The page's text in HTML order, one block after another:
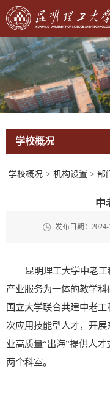
学校概况
学校概况 > 机构设置 > 部
中
发布日期：2024-
昆明理工大学中老
产业服务为一体的教学科
国立大学联合共建中老
次应用技能型人才，开
业高质量“出海”提供人
两个科室。